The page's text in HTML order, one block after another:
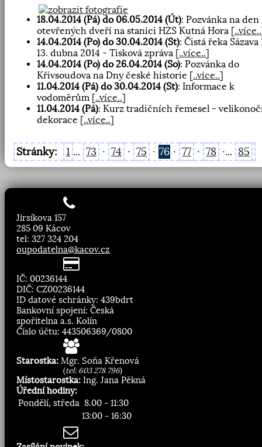
18.04.2014 (Pá) do 06.05.2014 (Út): Pozvánka na den
otevřených dveří na stanici HZS Kutná Hora [..více..
14.04.2014 (Po) do 30.04.2014 (St): Čistá řeka Sázava
13. dubna 2014 - Tisková zpráva [..více..]
14.04.2014 (Po) do 26.04.2014 (So): Pozvánka do
Křivsoudova na Dny české historie [..více..]
11.04.2014 (Pá) do 30.04.2014 (St): Informace k
vodoměrům [..více..]
11.04.2014 (Pá): Kurz tradičních řemesel -
dekorace [..více..]
Stránky: 1 ... 73 · 74 · 75 · 76 · 77 · 78 ·... 85
Jirsíkova 157
285 09 Kácov
tel: 327 324 204
oupodatelna@kacov.cz
IČ: 00236144
DIČ: CZ00236144
ID datové schránky: 439bdrt
Bankovní spojení: Česká
spořitelna a.s. Kolín
Číslo účtu: 443506369/0800
Starostka: Mgr. Soňa Křenová
(tel: 603 278 796)
Místostarostka: Ing. Jana Pěkná
Úřední hodiny:
Pondělí, středa 8.00 - 11:30
13:00 - 16:30